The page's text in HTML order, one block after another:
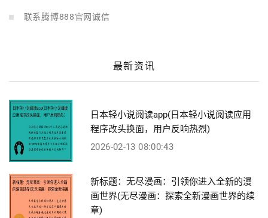
联系腾博888官网诚信
最新资讯
日本轻小说阅读app(日本轻小说阅读应用
程序改头换面，用户反响热烈)
2026-02-13 08:00:43
新标题：无尽漫画：引领你进入全新的漫
画世界(无尽漫画：探索全新漫画世界的续
章)